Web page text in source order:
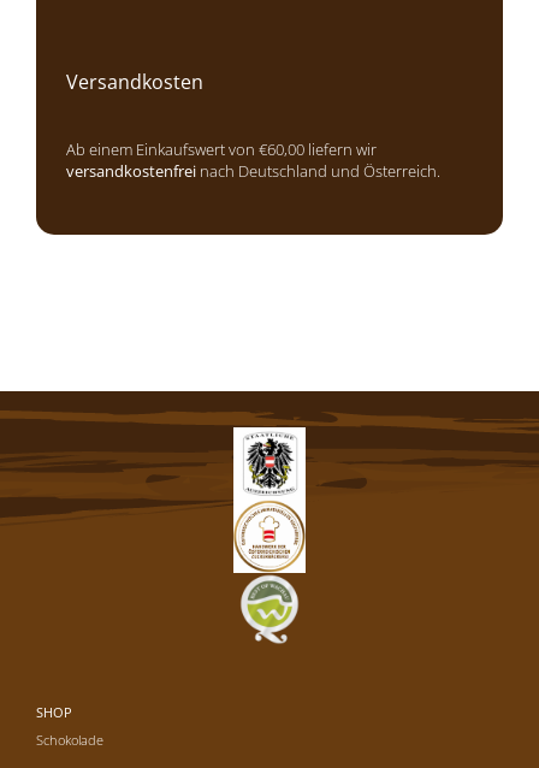
Versandkosten
Ab einem Einkaufswert von €60,00 liefern wir
versandkostenfrei nach Deutschland und Österreich.
SHOP
Schokolade